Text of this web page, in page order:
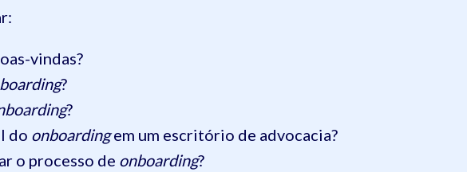
vindas?
?
?
do onboardingem um escritório de advocacia?
o processo de onboarding?